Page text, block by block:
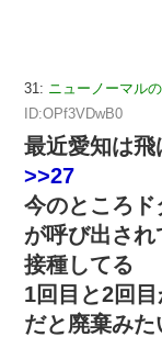
31: ニューノーマル
ID:OPf3VDwB0
最近愛知は飛
>>27
今のところド
が呼び出され
接種してる
1回目と2回
だと廃棄みた